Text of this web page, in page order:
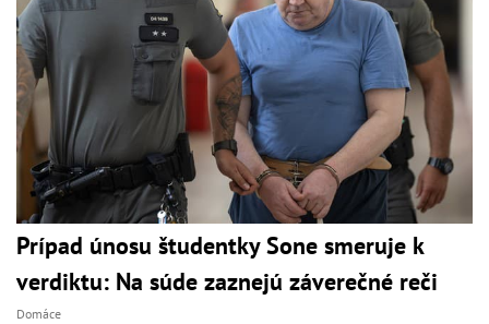
Prípad únosu študentky Sone smeruje k
verdiktu: Na súde zaznejú záverečné reči
Domáce